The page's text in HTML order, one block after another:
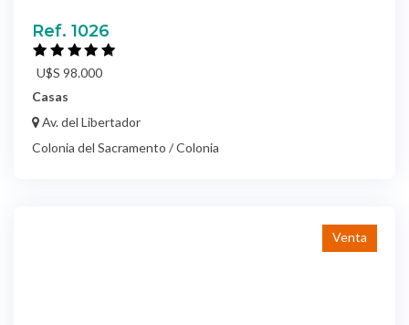
Ref. 1026
U$S 98.000
Casas
Av. del Libertador
Colonia del Sacramento / Colonia
Venta